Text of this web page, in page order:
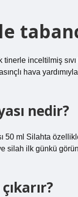
inceltilmiş
hava
nedir?
50 ml Silahta
silah ilk günkü